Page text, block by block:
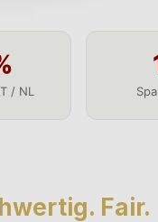
/ NL
Fair.